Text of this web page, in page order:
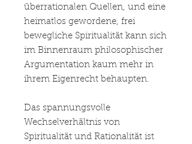
überrationalen Quellen, und eine
heimatlos gewordene, frei
bewegliche Spiritualität kann sich
im Binnenraum philosophischer
Argumentation kaum mehr in
ihrem Eigenrecht behaupten.
Das spannungsvolle
Wechselverhältnis von
Spiritualität und Rationalität ist